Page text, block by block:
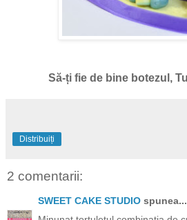
Să-ți fie de bine botezul,
Distribuiți
2 comentarii:
SWEET CAKE STUDIO spunea...